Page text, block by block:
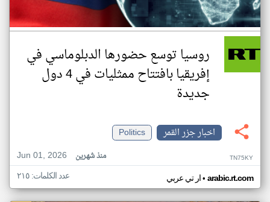
روسيا توسع حضورها الدبلوماسي في
إفريقيا بافتتاح ممثليات في 4 دول
جديدة
اخبار جزر القمر
Politics
Jun 01, 2026
منذ شهرين TN75KY
ار تي عربي• arabic.rt.com عدد الكلمات: ٢١٥